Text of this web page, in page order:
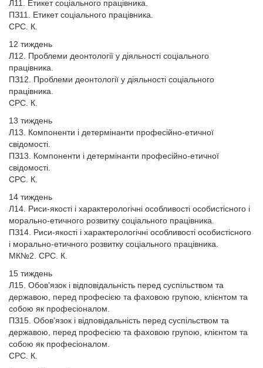
Л11. Етикет соціального працівника.
ПЗ11. Етикет соціального працівника.
СРС. К.
12 тиждень
Л12. Проблеми деонтології у діяльності соціального
працівника.
ПЗ12. Проблеми деонтології у діяльності соціального
працівника.
СРС. К.
13 тиждень
Л13. Компоненти і детермінанти професійно-етичної
свідомості.
ПЗ13. Компоненти і детермінанти професійно-етичної
свідомості.
СРС. К.
14 тиждень
Л14. Риси-якості і характерологічні особливості особистісного і
морально-етичного розвитку соціального працівника.
ПЗ14. Риси-якості і характерологічні особливості особистісного
і морально-етичного розвитку соціального працівника.
МК№2. СРС. К.
15 тиждень
Л15. Обов’язок і відповідальність перед суспільством та
державою, перед професією та фаховою групою, клієнтом та
собою як професіоналом.
ПЗ15. Обов’язок і відповідальність перед суспільством та
державою, перед професією та фаховою групою, клієнтом та
собою як професіоналом.
СРС. К.